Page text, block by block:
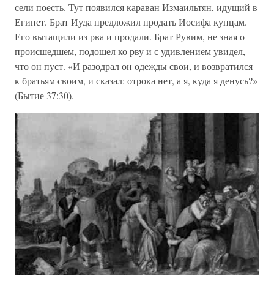
сели поесть. Тут появился караван Измаильтян, идущий в
Египет. Брат Иуда предложил продать Иосифа купцам.
Его вытащили из рва и продали. Брат Рувим, не зная о
происшедшем, подошел ко рву и с удивлением увидел,
что он пуст. «И разодрал он одежды свои, и возвратился
к братьям своим, и сказал: отрока нет, а я, куда я денусь?»
(Бытие 37:30).